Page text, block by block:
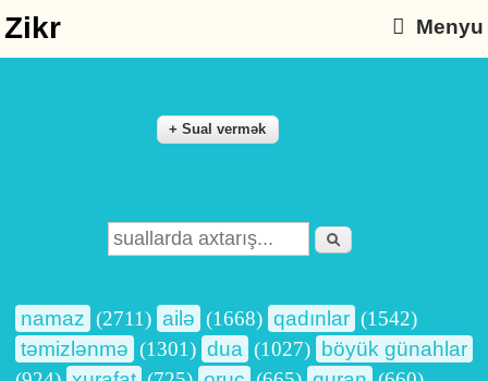
Zikr Menyu
Search form
Axtarış
namaz (2711) ailə (1668) qadınlar (1542)
təmizlənmə (1301) dua (1027)
böyük günahlar